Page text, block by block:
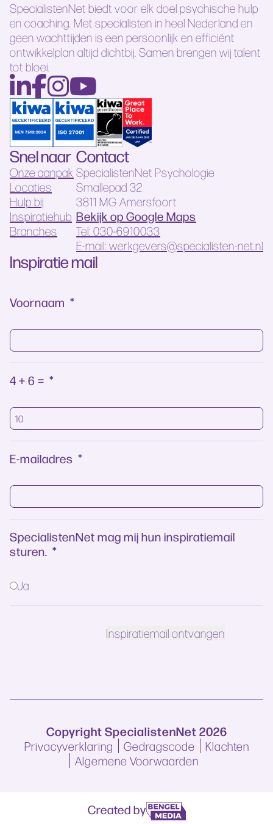
SpecialistenNet biedt voor elk doel psychische hulp
en coaching. Met specialisten in heel Nederland en
geen wachttijden is een persoonlijk en efficiënt
ontwikkelplan altijd dichtbij. Samen brengen wij talent
tot bloei.
Snel naar
Onze aanpak
Locaties
Hulp bij
Inspiratiehub
Branches
Contact
SpecialistenNet Psychologie
Smallepad 32
3811 MG Amersfoort
Bekijk op Google Maps
Tel: 030-6910033
E-mail: werkgevers@specialisten-net.nl
Inspiratie mail
Voornaam *
4 + 6 = *
E-mailadres *
SpecialistenNet mag mij hun inspiratiemail
sturen. *
Ja
Copyright SpecialistenNet 2026
Privacyverklaring Gedragscode
Klachten
Algemene Voorwaarden
Created by